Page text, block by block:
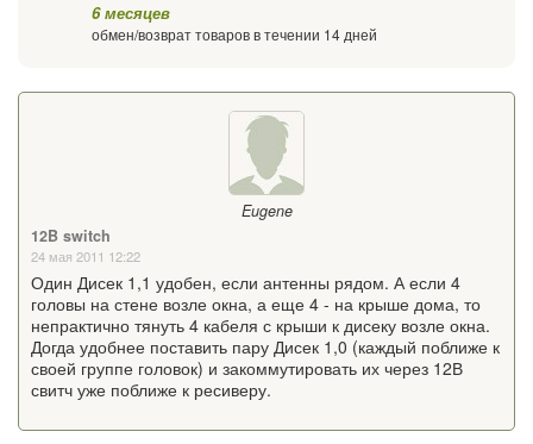
6 месяцев
обмен/возврат товаров в течении 14 дней
Eugene
12B switch
24 мая 2011 12:22
Один Дисек 1,1 удобен, если антенны рядом. А если 4
головы на стене возле окна, а еще 4 - на крыше дома, то
непрактично тянуть 4 кабеля с крыши к дисеку возле окна.
Догда удобнее поставить пару Дисек 1,0 (каждый поближе к
своей группе головок) и закоммутировать их через 12В
свитч уже поближе к ресиверу.